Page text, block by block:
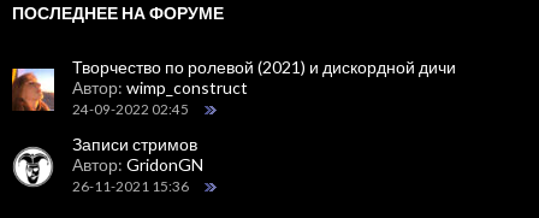
ПОСЛЕДНЕЕ НА ФОРУМЕ
Творчество по ролевой (2021) и дискордной дичи
Автор: wimp_construct
24-09-2022 02:45
Записи стримов
Автор: GridonGN
26-11-2021 15:36